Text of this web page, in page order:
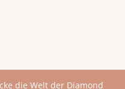
die Welt der Diamond